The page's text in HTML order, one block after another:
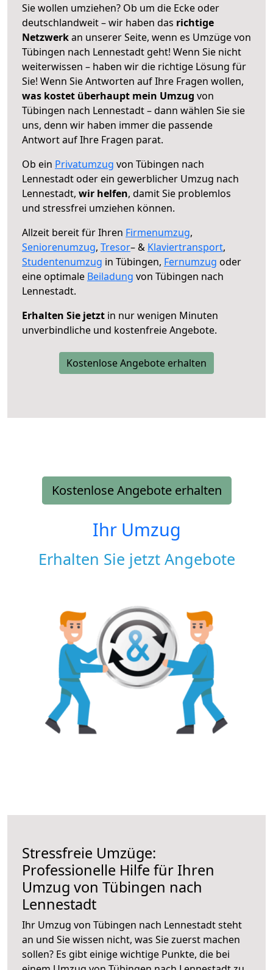
Sie wollen umziehen? Ob um die Ecke oder
deutschlandweit – wir haben das richtige
Netzwerkan unserer Seite, wenn es Umzüge von
Tübingen nach Lennestadt geht! Wenn Sie nicht
weiterwissen – haben wir die richtige Lösung für
Sie! Wenn Sie Antworten auf Ihre Fragen wollen,
was kostet überhaupt mein Umzug von
Tübingen nach Lennestadt – dann wählen Sie sie
uns, denn wir haben immer die passende
Antwort auf Ihre Fragen parat.
Ob ein Privatumzug von Tübingen nach
Lennestadt oder ein gewerblicher Umzug nach
Lennestadt, wir helfen, damit Sie problemlos
und stressfrei umziehen können.
Allzeit bereit für Ihren Firmenumzug,
Seniorenumzug, Tresor– & Klaviertransport,
Studentenumzug in Tübingen, Fernumzug oder
eine optimale Beiladung von Tübingen nach
Lennestadt.
Erhalten Sie jetzt in nur wenigen Minuten
unverbindliche und kostenfreie Angebote.
Kostenlose Angebote erhalten
Kostenlose Angebote erhalten
Ihr Umzug
Erhalten Sie jetzt Angebote
Stressfreie Umzüge:
Professionelle Hilfe für Ihren
Umzug von Tübingen nach
Lennestadt
Ihr Umzug von Tübingen nach Lennestadt steht
an und Sie wissen nicht, was Sie zuerst machen
sollen? Es gibt einige wichtige Punkte, die bei